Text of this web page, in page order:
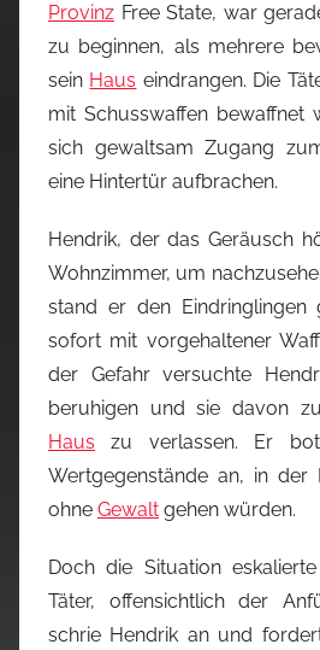
Provinz Free State, war
zu beginnen, als mehrere
sein Haus eindrangen. Die
mit Schusswaffen bewaffnet
sich gewaltsam Zugang
eine Hintertür aufbrachen.
Hendrik, der das Geräusch
Wohnzimmer, um
stand er den Eindringlingen
sofort mit vorgehaltener
der Gefahr versuchte
beruhigen und sie davon
Haus zu verlassen. Er
Wertgegenstände an, in der
ohne Gewalt gehen würden.
Doch die Situation
Täter, offensichtlich der
schrie Hendrik an und